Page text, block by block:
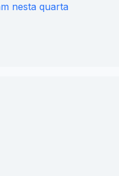
nesta quarta